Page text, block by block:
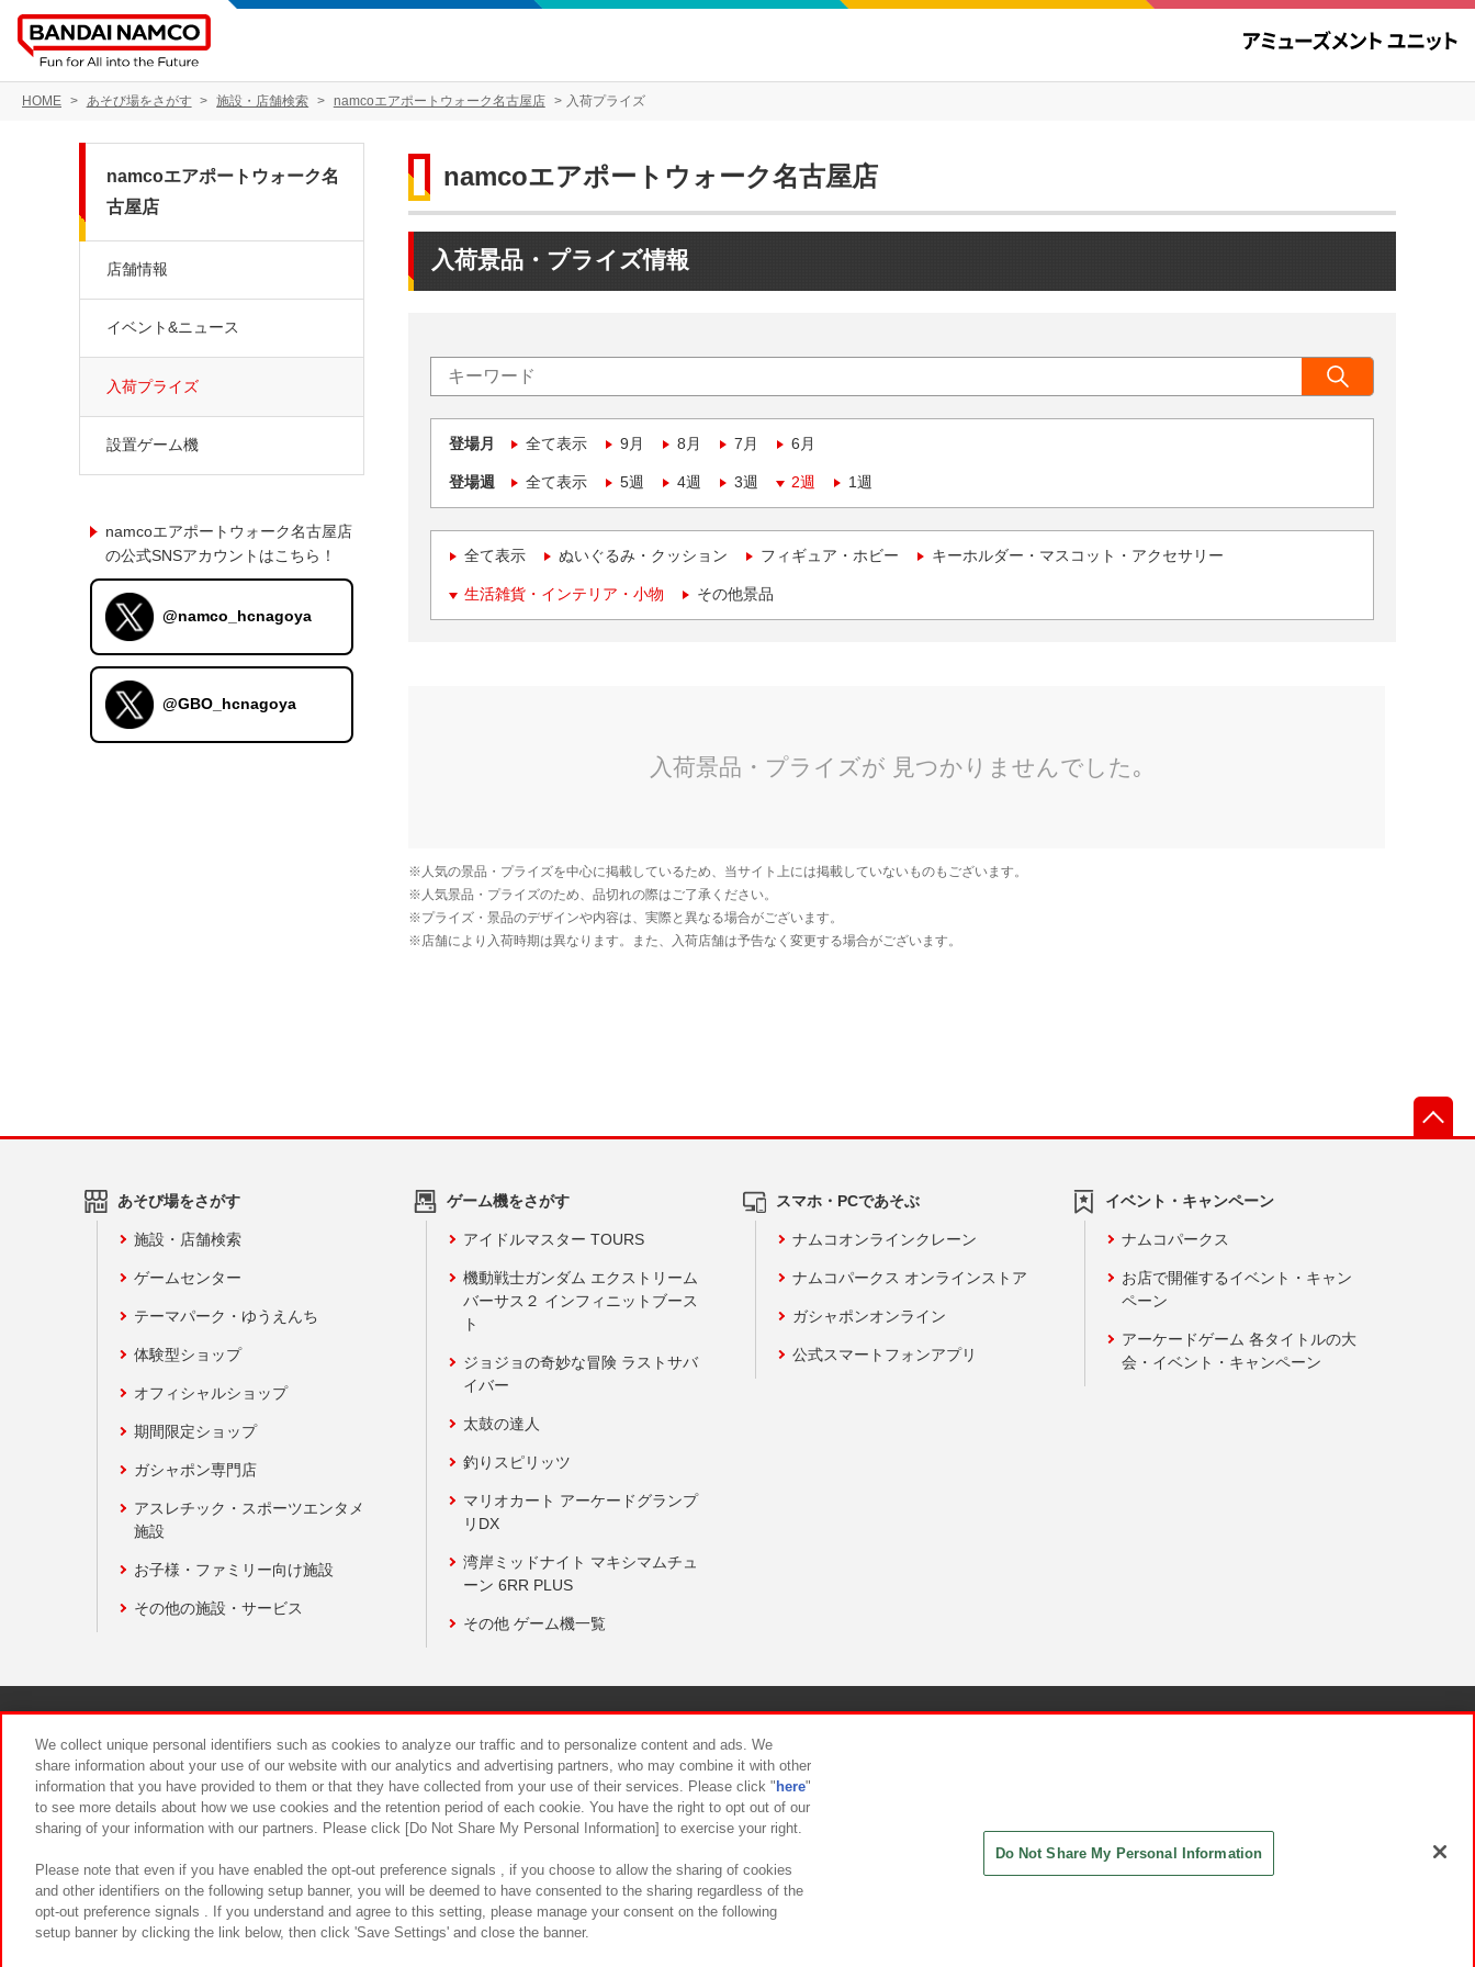
HOME あそび場をさがす 施設・店舗検索 namcoエアポートウォーク名古屋店 入荷プライズ
namcoエアポートウォーク名古屋店
入荷景品・プライズ情報
登場月 全て表示 9月 8月 7月 6月
登場週 全て表示 5週 4週 3週 2週 1週
全て表示 ぬいぐるみ・クッション フィギュア・ホビー キーホルダー・マスコット・アクセサリー
生活雑貨・インテリア・小物 その他景品
namcoエアポートウォーク名
古屋店
店舗情報
イベント&ニュース
入荷プライズ
設置ゲーム機
namcoエアポートウォーク名古屋店
の公式SNSアカウントはこちら！
@namco_hcnagoya
@GBO_hcnagoya
あそび場をさがす
施設・店舗検索
ゲームセンター
テーマパーク・ゆうえんち
体験型ショップ
オフィシャルショップ
期間限定ショップ
ガシャポン専門店
アスレチック・スポーツエンタメ
施設
お子様・ファミリー向け施設
その他の施設・サービス
ゲーム機をさがす
アイドルマスター TOURS
機動戦士ガンダム エクストリーム
バーサス２ インフィニットブース
ト
ジョジョの奇妙な冒険 ラストサバ
イバー
太鼓の達人
釣りスピリッツ
マリオカート アーケードグランプ
リDX
湾岸ミッドナイト マキシマムチュ
ーン 6RR PLUS
その他 ゲーム機一覧
スマホ・PCであそぶ
ナムコオンラインクレーン
ナムコパークス オンラインストア
ガシャポンオンライン
公式スマートフォンアプリ
イベント・キャンペーン
ナムコパークス
お店で開催するイベント・キャン
ペーン
アーケードゲーム 各タイトルの大
会・イベント・キャンペーン
食品のご提供について カスタマーハラスメント対応方針
We collect unique personal identifiers such as cookies to analyze our traffic and to personalize content and ads. We
share information about your use of our website with our analytics and advertising partners, who may combine it with other
information that you have provided to them or that they have collected from your use of their services. Please click " here"
to see more details about how we use cookies and the retention period of each cookie. You have the right to opt out of our
sharing of your information with our partners. Please click [Do Not Share My Personal Information] to exercise your right.
Please note that even if you have enabled the opt-out preference signals , if you choose to allow the sharing of cookies
and other identifiers on the following setup banner, you will be deemed to have consented to the sharing regardless of the
opt-out preference signals . If you understand and agree to this setting, please manage your consent on the following
setup banner by clicking the link below, then click 'Save Settings' and close the banner.
Do Not Share My Personal Information